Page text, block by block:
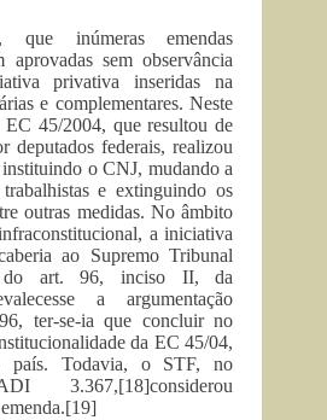
que inúmeras emendas
sem observância
privativa inseridas na
e complementares. Neste
45/2004, que resultou de
deputados federais, realizou
o CNJ, mudando a
e extinguindo os
outras medidas. No âmbito
a iniciativa
ao Supremo Tribunal
do art. 96, inciso II, da
a argumentação
ter-se-ia que concluir no
da EC 45/04,
país. Todavia, o STF, no
3.367,[18]considerou